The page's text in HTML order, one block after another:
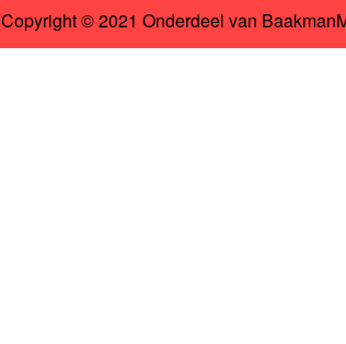
Copyright © 2021 Onderdeel van